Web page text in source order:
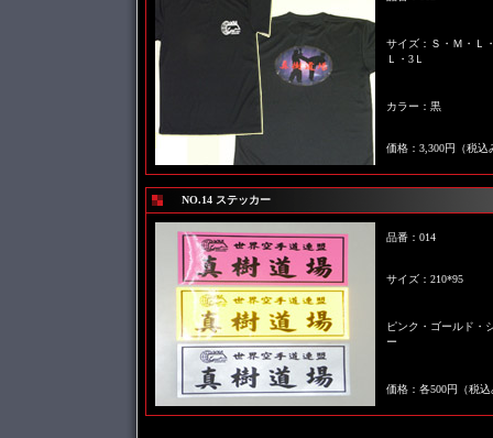
サイズ：Ｓ・Ｍ・Ｌ
Ｌ・3Ｌ
カラー：黒
価格：3,300円（税込
NO.14 ステッカー
品番：014
サイズ：210*95
ピンク・ゴールド・
ー
価格：各500円（税込